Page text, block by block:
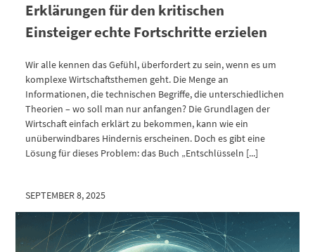
Erklärungen für den kritischen
Einsteiger echte Fortschritte erzielen
Wir alle kennen das Gefühl, überfordert zu sein, wenn es um
komplexe Wirtschaftsthemen geht. Die Menge an
Informationen, die technischen Begriffe, die unterschiedlichen
Theorien – wo soll man nur anfangen? Die Grundlagen der
Wirtschaft einfach erklärt zu bekommen, kann wie ein
unüberwindbares Hindernis erscheinen. Doch es gibt eine
Lösung für dieses Problem: das Buch „Entschlüsseln [...]
SEPTEMBER 8, 2025